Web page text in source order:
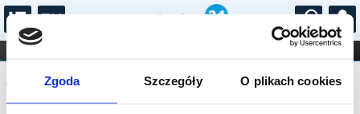
Zgoda Szczegóły O plikach cookies
...
FILHARMONIA OPERA I BALET
STAND-UP
DLA DZIECI
Komunikat